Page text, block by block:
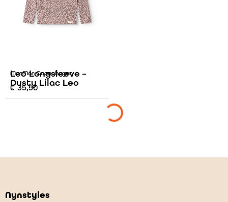
MarMar Copenhagen
Leo Longsleeve –
Dusty Lilac Leo
€35,50
Nynstyles